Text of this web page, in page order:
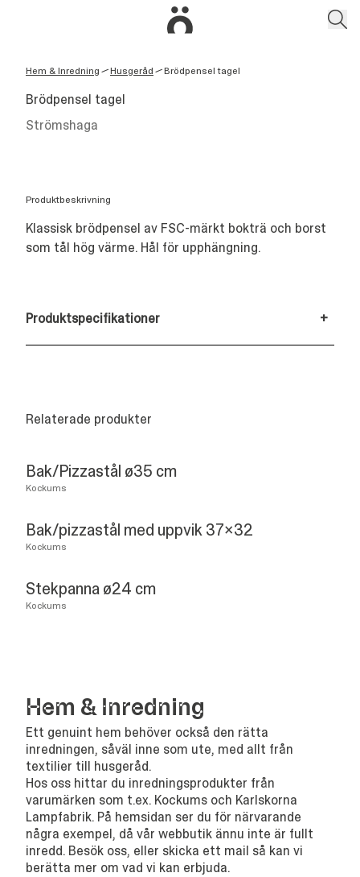
Hem & Inredning /Husgeråd /Brödpensel tagel
Brödpensel tagel
Strömshaga
Produktbeskrivning
Klassisk brödpensel av FSC-märkt bokträ och borst
som tål hög värme. Hål för upphängning.
Produktspecifikationer +
Relaterade produkter
Bak/Pizzastål ø35 cm
Kockums
Bak/pizzastål med uppvik 37x32
Kockums
Stekpanna ø24 cm
Kockums
Hem &Inredning
Ett genuint hem behöver också den rätta
inredningen, såväl inne som ute, med allt från
textilier till husgeråd.
Hos oss hittar du inredningsprodukter från
varumärken som t.ex. Kockums och Karlskorna
Lampfabrik. På hemsidan ser du för närvarande
några exempel, då vår webbutik ännu inte är fullt
inredd. Besök oss, eller skicka ett mail så kan vi
berätta mer om vad vi kan erbjuda.